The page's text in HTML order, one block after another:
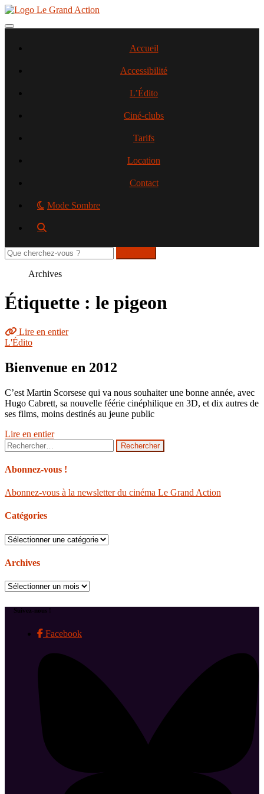
Aller
contenu
Toggle navigation
Accueil
Accessibilité
L’Édito
Ciné-clubs
Tarifs
Location
Contact
Mode Sombre
Rechercher
sur
Archives
Étiquette : le pigeon
Lire en entier
L'Édito
Bienvenue en 2012
C’est Martin Scorsese qui va nous souhaiter une bonne année, avec
Hugo Cabrett, sa nouvelle féérie cinéphilique en 3D, et dix autres de
ses films, moins destinés au jeune public
Lire en entier
Rechercher :
Abonnez-vous !
Abonnez-vous à la newsletter du cinéma Le Grand Action
Catégories
Catégories
Archives
Archives
Suivez-nous !
Facebook